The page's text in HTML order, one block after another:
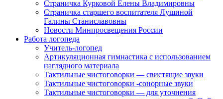
Страничка Курковой Елены Владимировны
Страничка старшего воспитателя Лушиной
Галины Станиславовны
Новости Минпросвещения России
Работа логопеда
Учитель-логопед
Артикуляционная гимнастика с использованием
наглядного материала
Тактильные чистоговорки — свистящие звуки
Тактильные чистоговорки -сонорные звуки
Тактильные чистоговорки — для уточнения